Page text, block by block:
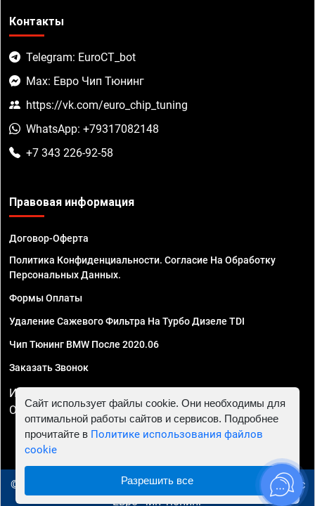
Контакты
Telegram: EuroCT_bot
Max: Евро Чип Тюнинг
https://vk.com/euro_chip_tuning
WhatsApp: +79317082148
+7 343 226-92-58
Правовая информация
Договор-Оферта
Политика Конфиденциальности. Согласие На Обработку
Персональных Данных.
Формы Оплаты
Удаление Сажевого Фильтра На Турбо Дизеле TDI
Чип Тюнинг BMW После 2020.06
Заказать Звонок
ИП Смирнов Георгий Павлович. ИНН 781302555843,
ОГРНИП 324470400032610
© 2010 - 2026 Чип тюнинг в Екатеринбурге - Автосервис
"Евро Чип Тюнинг"
Сайт использует файлы cookie. Они необходимы для
оптимальной работы сайтов и сервисов. Подробнее
прочитайте в Политике использования файлов
cookie
Разрешить все